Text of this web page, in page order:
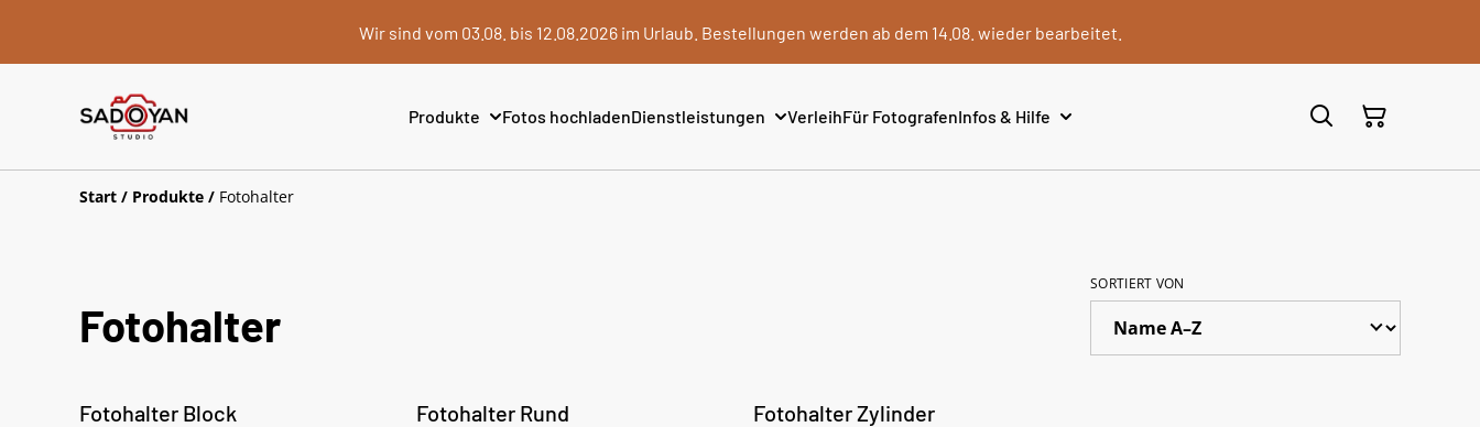
Wir sind vom 03.08. bis 12.08.2026 im Urlaub. Bestellungen werden ab dem 14.08. wieder bearbeitet.
Produkte Fotos hochladenDienstleistungen VerleihFür FotografenInfos & Hilfe
Start / Produkte / Fotohalter
Fotohalter
SORTIERT VON
Fotohalter Block
Fotohalter Rund
Fotohalter Zylinder